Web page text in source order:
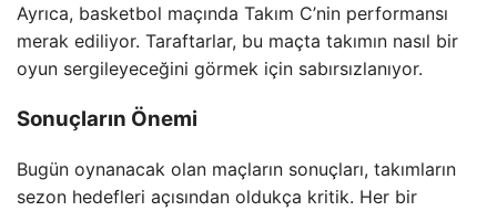
Ayrıca, basketbol maçında Takım C’nin performansı
merak ediliyor. Taraftarlar, bu maçta takımın nasıl bir
oyun sergileyeceğini görmek için sabırsızlanıyor.
Sonuçların Önemi
Bugün oynanacak olan maçların sonuçları, takımların
sezon hedefleri açısından oldukça kritik. Her bir